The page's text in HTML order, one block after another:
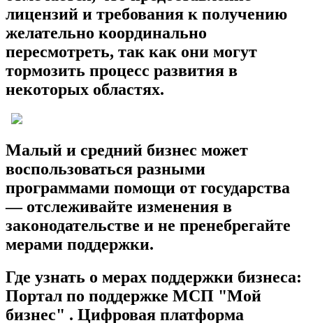
лицензий и требования к получению
желательно координально
пересмотреть, так как они могут
тормозить процесс развития в
некоторых областях.
Малый и средний бизнес может
воспользоваться разными
программами помощи от государства
— отслеживайте изменения в
законодательстве и не пренебрегайте
мерами поддержки.
Где узнать о мерах поддержки бизнеса:
Портал по поддержке МСП "Мой
бизнес" . Цифровая платформа